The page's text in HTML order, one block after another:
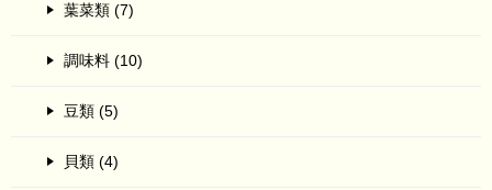
葉菜類 (7)
調味料 (10)
豆類 (5)
貝類 (4)